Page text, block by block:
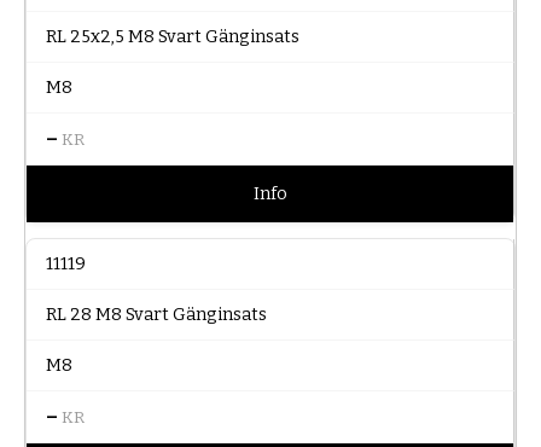
RL 25x2,5 M8 Svart Gänginsats
M8
– KR
Info
11119
RL 28 M8 Svart Gänginsats
M8
– KR